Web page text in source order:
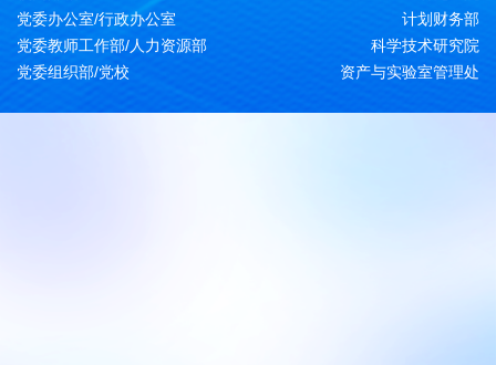
党委办公室/行政办公室
党委教师工作部/人力资源部
党委组织部/党校
计划财务部
科学技术研究院
资产与实验室管理处